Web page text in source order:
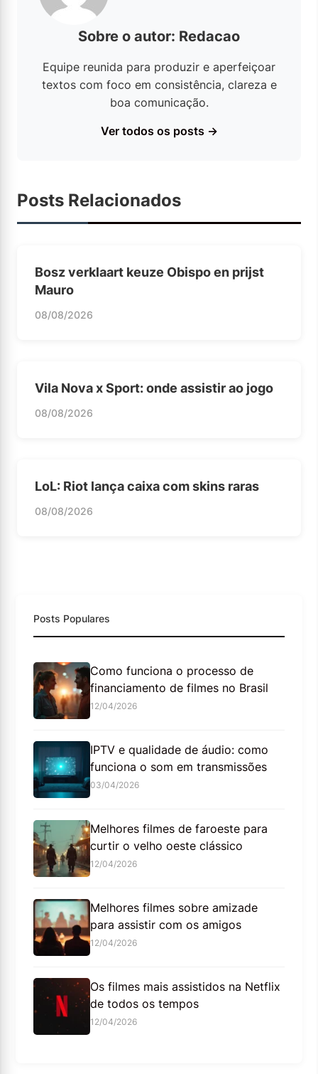
Sobre o autor: Redacao
Equipe reunida para produzir e aperfeiçoar
textos com foco em consistência, clareza e
boa comunicação.
Ver todos os posts →
Posts Relacionados
Bosz verklaart keuze Obispo en prijst
Mauro
08/08/2026
Vila Nova x Sport: onde assistir ao jogo
08/08/2026
LoL: Riot lança caixa com skins raras
08/08/2026
Posts Populares
Como funciona o processo de
financiamento de filmes no Brasil
12/04/2026
IPTV e qualidade de áudio: como
funciona o som em transmissões
03/04/2026
Melhores filmes de faroeste para
curtir o velho oeste clássico
12/04/2026
Melhores filmes sobre amizade
para assistir com os amigos
12/04/2026
Os filmes mais assistidos na Netflix
de todos os tempos
12/04/2026